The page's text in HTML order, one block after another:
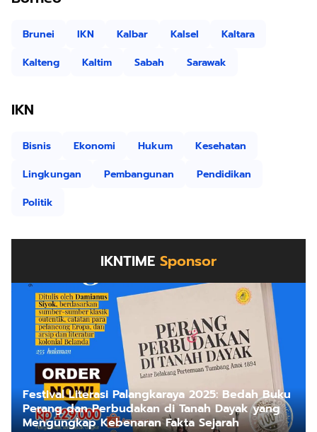
Brunei IKN Kalbar Kalsel
Kaltara
Kalteng
Kaltim Sabah Sarawak
IKN
Bisnis Ekonomi Hukum
Kesehatan
Lingkungan
Pembangunan
Pendidikan
Politik
IKNTIME Sponsor
Festival Literasi Palangkaraya 2025: Bedah Buku
Perang dan Perbudakan di Tanah Dayak yang
Mengungkap Kebenaran Fakta Sejarah